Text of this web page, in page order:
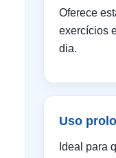
Oferece
exercícios
dia.
Uso
Ideal para